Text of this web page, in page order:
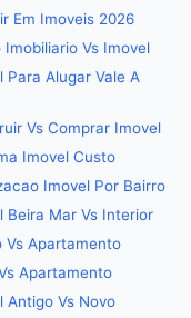
Em Imoveis 2026
Imobiliario Vs Imovel
Para Alugar Vale A
Vs Comprar Imovel
Imovel Custo
Imovel Por Bairro
Beira Mar Vs Interior
Vs Apartamento
Apartamento
Antigo Vs Novo